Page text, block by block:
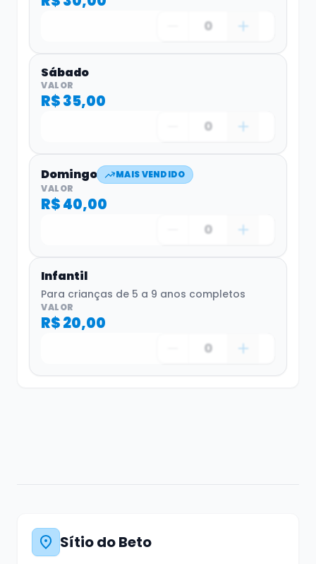
0
Sábado
VALOR
R$ 35,00
0
Domingo
MAIS VENDIDO
VALOR
R$ 40,00
0
Infantil
Para crianças de 5 a 9 anos completos
VALOR
R$ 20,00
0
Sítio do Beto